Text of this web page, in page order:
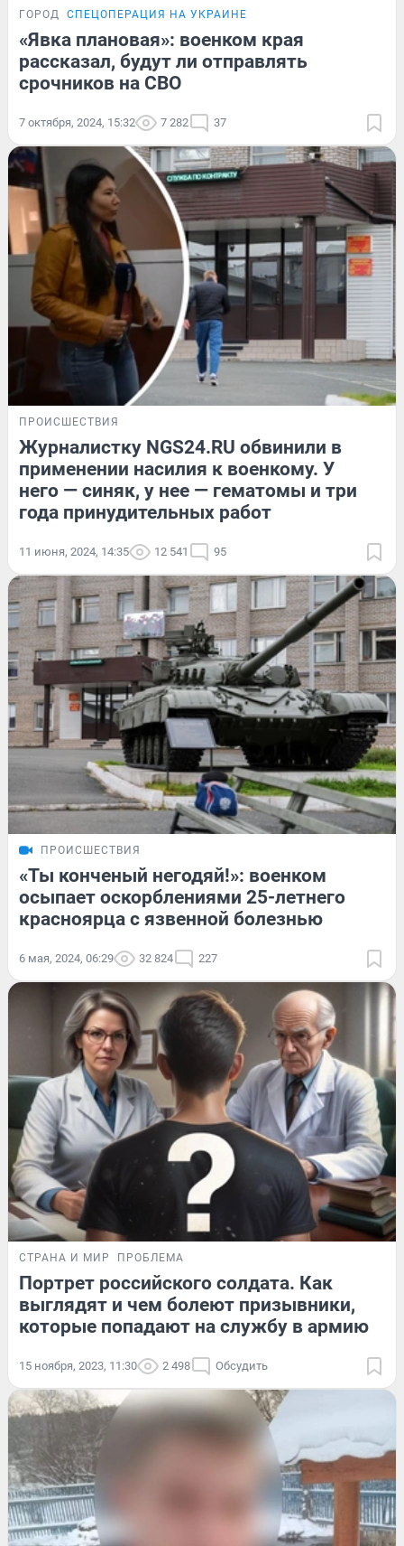
ГОРОД СПЕЦОПЕРАЦИЯ НА УКРАИНЕ
«Явка плановая»: военком края
рассказал, будут ли отправлять
срочников на СВО
7 октября, 2024, 15:32 7 282 37
ПРОИСШЕСТВИЯ
Журналистку NGS24.RU обвинили в
применении насилия к военкому. У
него — синяк, у нее — гематомы и три
года принудительных работ
11 июня, 2024, 14:35 12 541 95
ПРОИСШЕСТВИЯ
«Ты конченый негодяй!»: военком
осыпает оскорблениями 25-летнего
красноярца с язвенной болезнью
6 мая, 2024, 06:29 32 824 227
СТРАНА И МИР ПРОБЛЕМА
Портрет российского солдата. Как
выглядят и чем болеют призывники,
которые попадают на службу в армию
15 ноября, 2023, 11:30 2 498 Обсудить